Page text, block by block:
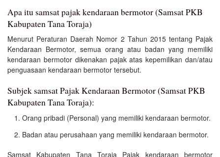
Apa itu samsat pajak kendaraan bermotor (Samsat PKB
Kabupaten Tana Toraja)
Menurut Peraturan Daerah Nomor 2 Tahun 2015 tentang Pajak
Kendaraan Bermotor, semua orang atau badan yang memiliki
kendaraan bermotor dikenakan pajak atas kepemilikan dan/atau
penguasaan kendaraan bermotor tersebut.
Subjek samsat Pajak Kendaraan Bermotor (Samsat PKB
Kabupaten Tana Toraja):
Orang pribadi (Personal) yang memiliki kendaraan bermotor.
Badan atau perusahaan yang memiliki kendaraan bermotor.
Samsat Kabupaten Tana Toraja Pajak kendaraan bermotor